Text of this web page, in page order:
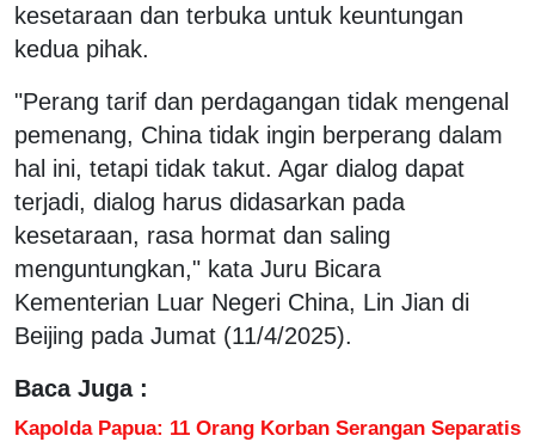
kesetaraan dan terbuka untuk keuntungan
kedua pihak.
"Perang tarif dan perdagangan tidak mengenal
pemenang, China tidak ingin berperang dalam
hal ini, tetapi tidak takut. Agar dialog dapat
terjadi, dialog harus didasarkan pada
kesetaraan, rasa hormat dan saling
menguntungkan," kata Juru Bicara
Kementerian Luar Negeri China, Lin Jian di
Beijing pada Jumat (11/4/2025).
Baca Juga :
Kapolda Papua: 11 Orang Korban Serangan Separatis